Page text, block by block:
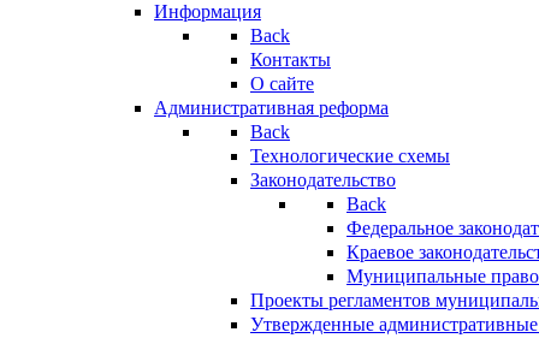
Информация
Back
Контакты
О сайте
Административная реформа
Back
Технологические схемы
Законодательство
Back
Федеральное
Краевое
Муниципальные
Проекты регламентов
Утвержденные